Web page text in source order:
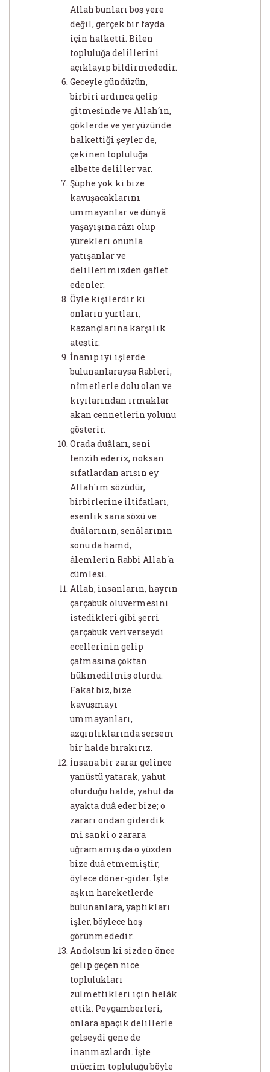
Allah bunları boş yere
değil, gerçek bir fayda
için halketti. Bilen
topluluğa delillerini
açıklayıp bildirmededir.
Geceyle gündüzün,
birbiri ardınca gelip
gitmesinde ve Allah´ın,
göklerde ve yeryüzünde
halkettiği şeyler de,
çekinen topluluğa
elbette deliller var.
Şüphe yok ki bize
kavuşacaklarını
ummayanlar ve dünyâ
yaşayışına râzı olup
yürekleri onunla
yatışanlar ve
delillerimizden gaflet
edenler.
Öyle kişilerdir ki
onların yurtları,
kazançlarına karşılık
ateştir.
İnanıp iyi işlerde
bulunanlaraysa Rableri,
nîmetlerle dolu olan ve
kıyılarından ırmaklar
akan cennetlerin yolunu
gösterir.
Orada duâları, seni
tenzîh ederiz, noksan
sıfatlardan arısın ey
Allah´ım sözüdür,
birbirlerine iltifatları,
esenlik sana sözü ve
duâlarının, senâlarının
sonu da hamd,
âlemlerin Rabbi Allah´a
cümlesi.
Allah, insanların, hayrın
çarçabuk oluvermesini
istedikleri gibi şerri
çarçabuk veriverseydi
ecellerinin gelip
çatmasına çoktan
hükmedilmiş olurdu.
Fakat biz, bize
kavuşmayı
ummayanları,
azgınlıklarında sersem
bir halde bırakırız.
İnsana bir zarar gelince
yanüstü yatarak, yahut
oturduğu halde, yahut da
ayakta duâ eder bize; o
zararı ondan giderdik
mi sanki o zarara
uğramamış da o yüzden
bize duâ etmemiştir,
öylece döner-gider. İşte
aşkın hareketlerde
bulunanlara, yaptıkları
işler, böylece hoş
görünmededir.
Andolsun ki sizden önce
gelip geçen nice
toplulukları
zulmettikleri için helâk
ettik. Peygamberleri,
onlara apaçık delillerle
gelseydi gene de
inanmazlardı. İşte
mücrim topluluğu böyle